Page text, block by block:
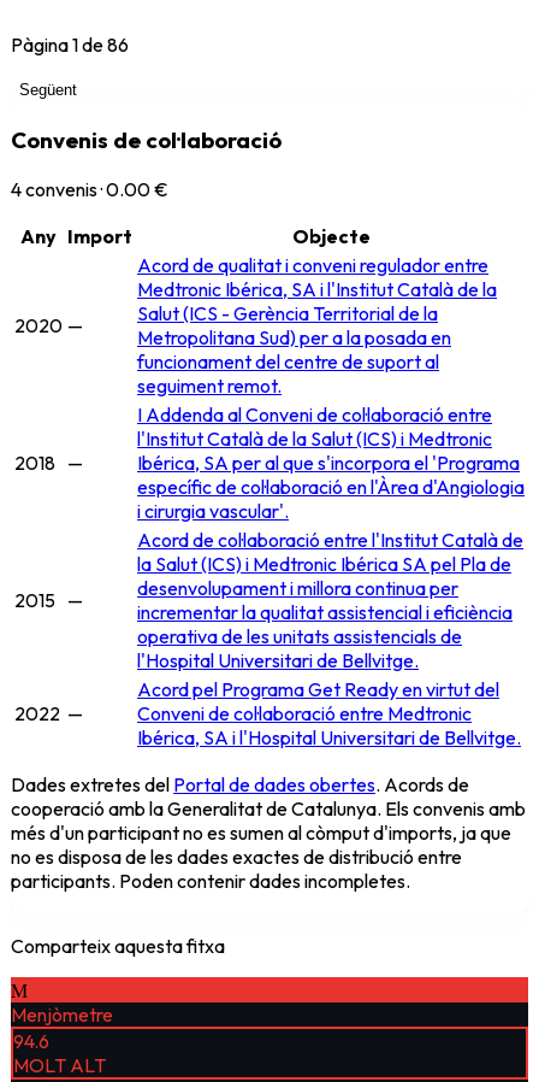
Pàgina1de86
Següent
Convenis de col·laboració
4convenis ·0.00 €
Any Import Objecte
2020 —
Acord de qualitat i conveni regulador entre
Medtronic Ibérica, SA i l'Institut Català de la
Salut (ICS - Gerència Territorial de la
Metropolitana Sud) per a la posada en
funcionament del centre de suport al
seguiment remot.
2018 —
I Addenda al Conveni de col·laboració entre
l'Institut Català de la Salut (ICS) i Medtronic
Ibérica, SA per al que s'incorpora el 'Programa
específic de col·laboració en l'Àrea d'Angiologia
i cirurgia vascular'.
2015 —
Acord de col·laboració entre l'Institut Català de
la Salut (ICS) i Medtronic Ibérica SA pel Pla de
desenvolupament i millora continua per
incrementar la qualitat assistencial i eficiència
operativa de les unitats assistencials de
l'Hospital Universitari de Bellvitge.
2022 —
Acord pel Programa Get Ready en virtut del
Conveni de col·laboració entre Medtronic
Ibérica, SA i l'Hospital Universitari de Bellvitge.
Dades extretes del Portal de dades obertes. Acords de
cooperació amb la Generalitat de Catalunya. Els convenis amb
més d'un participant no es sumen al còmput d'imports, ja que
no es disposa de les dades exactes de distribució entre
participants. Poden contenir dades incompletes.
Comparteix aquesta fitxa
M
Menjòmetre
94.6
MOLT ALT